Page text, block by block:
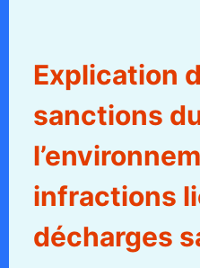
Explication
sanctions
infractions
décharges